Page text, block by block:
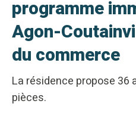
programme
Agon-
du commerce
La résidence propose 36
pièces.